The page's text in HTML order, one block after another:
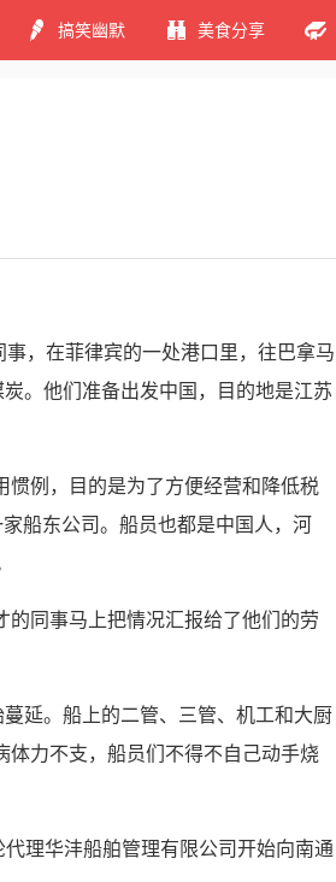
搞笑幽默 美食分享
，在菲律宾的一处港口里，往巴拿马
。他们准备出发中国，目的地是江苏
例，目的是为了方便经营和降低税
船东公司。船员也都是中国人，河
的同事马上把情况汇报给了他们的劳
延。船上的二管、三管、机工和大厨
力不支，船员们不得不自己动手烧
理华沣船舶管理有限公司开始向南通